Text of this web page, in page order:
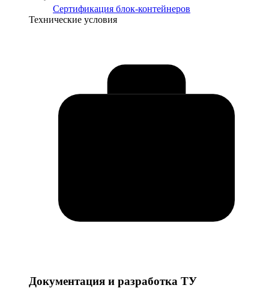
Сертификация блок-контейнеров
Технические условия
Документация и разработка ТУ